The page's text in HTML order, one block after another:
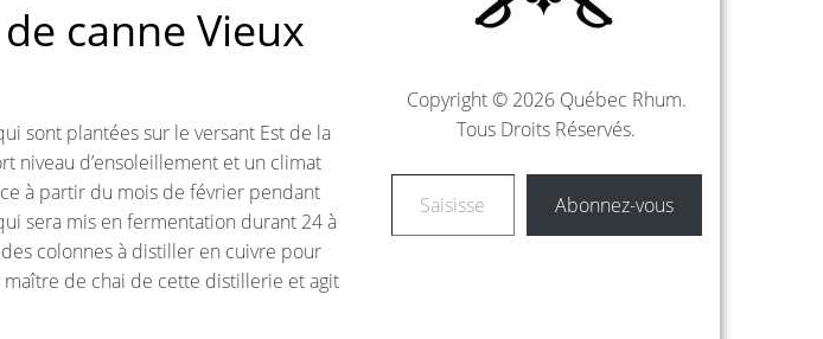
canne Vieux
sont plantées sur le versant Est de la
niveau d’ensoleillement et un climat
à partir du mois de février pendant
sera mis en fermentation durant 24 à
colonnes à distiller en cuivre pour
de chai de cette distillerie et agit
Copyright © 2026 Québec Rhum.
Tous Droits Réservés.
Abonnez-vous